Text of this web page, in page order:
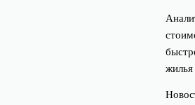
жилья